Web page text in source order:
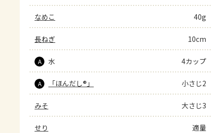
なめこ 40g
長ねぎ 10cm
A 水 4カップ
A 「ほんだし®」 小さじ2
みそ 大さじ3
せり 適量